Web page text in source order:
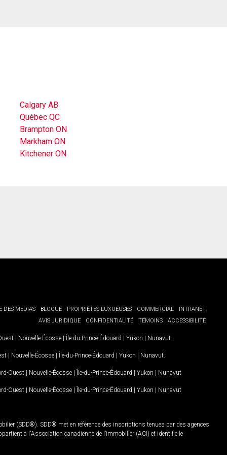
Calgary AB
Québec QC
Brampton ON
Markham ON
Kitchener ON
DES MÉDIAS BLOGUE PROPRIÉTÉS LUXUEUSES COMMERCIAL
INTRANET
AVIS JURIDIQUE
CONFIDENTIALITÉ TÉMOINS ACCESSIBILITÉ
| Nouvelle-Écosse | Île-du-Prince-Édouard | Yukon | Nunavut
| Nouvelle-Écosse | Île-du-Prince-Édouard | Yukon | Nunavut
Ouest | Nouvelle-Écosse | Île-du-Prince-Édouard | Yukon | Nunavut
Ouest | Nouvelle-Écosse | Île-du-Prince-Édouard | Yukon | Nunavut
(SDD®). SDD® met en référence des inscriptions tenues par des agences
à l'Association canadienne de l’immobilier (ACI) et identifie le